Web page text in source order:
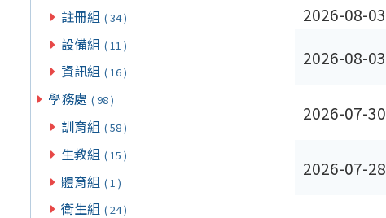
註冊組 ( 34 )
設備組 ( 11 )
資訊組 ( 16 )
學務處 ( 98 )
訓育組 ( 58 )
生教組 ( 15 )
體育組 ( 1 )
衛生組 ( 24 )
2026-08-03
2026-08-03
2026-07-30
2026-07-28